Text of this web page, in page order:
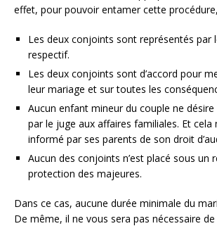
effet, pour pouvoir entamer cette
Les deux conjoints sont représentés par
respectif.
Les deux conjoints sont d’accord pour
leur mariage et sur toutes les
Aucun enfant mineur du couple ne
par le juge aux affaires familiales. Et cela
informé par ses parents de son droit
Aucun des conjoints n’est placé sous un
protection des majeures.
Dans ce cas, aucune durée minimale du
De même, il ne vous sera pas nécessaire